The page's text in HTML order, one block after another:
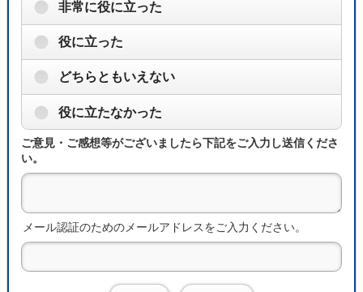
非常に役に立った
役に立った
どちらともいえない
役に立たなかった
ご意見・ご感想等がございましたら下記をご入力し送信くださ
い。
メール認証のためのメールアドレスをご入力ください。